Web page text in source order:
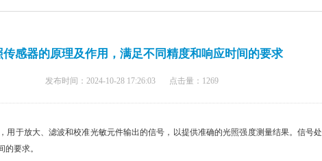
传感器的原理及作用，满足不同精度和响应时间的要求
发布时间：2024-10-28 17:26:03 点击量： 1269
于放大、滤波和校准光敏元件输出的信号，以提供准确的光照强度测量结果。信号
要求。